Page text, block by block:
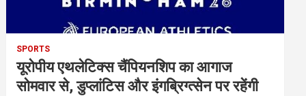
SPORTS
यूरोपीय एथलेटिक्स चैंपियनशिप का आगाज
सोमवार से, डुप्लांटिस और इंगब्रिग्त्सेन पर रहेंगी